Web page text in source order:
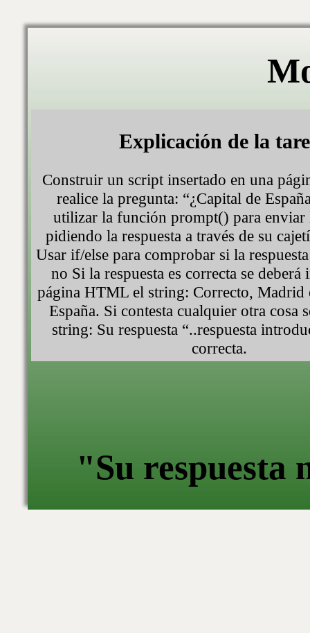
Explicación de la
Construir un script insertado en una
realice la pregunta: “¿Capital de
utilizar la función prompt() para enviar
pidiendo la respuesta a través de su
Usar if/else para comprobar si la
no Si la respuesta es correcta se deberá
página HTML el string: Correcto, Madrid
España. Si contesta cualquier otra cosa
string: Su respuesta “..respuesta
correcta.
"Su respuesta